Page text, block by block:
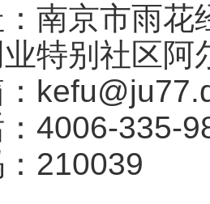
南京市雨花
特别社区阿
4006-335-
210039